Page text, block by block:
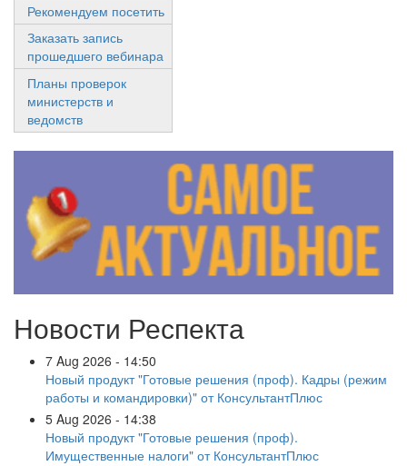
Рекомендуем посетить
Заказать запись
прошедшего вебинара
Планы проверок
министерств и
ведомств
Новости Респекта
7 Aug 2026 - 14:50
Новый продукт "Готовые решения (проф). Кадры (режим
работы и командировки)" от КонсультантПлюс
5 Aug 2026 - 14:38
Новый продукт "Готовые решения (проф).
Имущественные налоги" от КонсультантПлюс